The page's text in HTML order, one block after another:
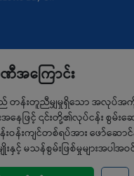
အကြောင်း
တန်းတူညီမျှမှုရှိသော အလုပ်အ
အနေဖြင့် ၎င်းတို့၏လုပ်ငန်း စွမ်
ဝန်းကျင်တစ်ရပ်အား ဖော်ဆေ
းနှင့် မသန်စွမ်းဖြစ်မှုများအ